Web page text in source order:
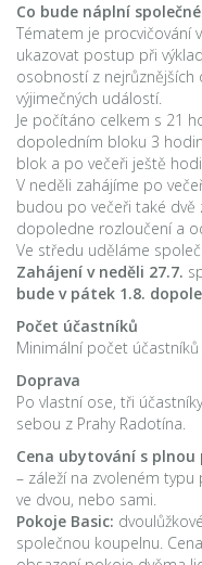
Co bude náplní
Tématem je procvičování
ukazovat postup při
osobností z
výjimečných událostí.
Je počítáno celkem s 21
dopoledním bloku 3
blok a po večeři ještě
V neděli zahájíme po
budou po večeři také dvě
dopoledne rozloučení a
Ve středu uděláme
Zahájení v neděli 27.7.
bude v pátek 1.8.
Počet účastníků
Minimální počet
Doprava
Po vlastní ose, tři
sebou z Prahy Radotína.
Cena ubytování s plnou
– záleží na zvoleném
ve dvou, nebo sami.
Pokoje Basic:
společnou koupelnu.